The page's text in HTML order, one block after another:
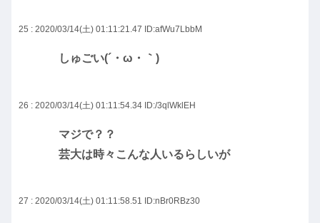
25 : 2020/03/14(土) 01:11:21.47 ID:afWu7LbbM
しゅごい(´・ω・｀)
26 : 2020/03/14(土) 01:11:54.34 ID:/3qlWklEH
マジで？？
芸大は時々こんな人いるらしいが
27 : 2020/03/14(土) 01:11:58.51 ID:nBr0RBz30